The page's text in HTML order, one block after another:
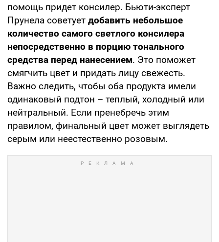
помощь придет консилер. Бьюти-эксперт
Прунела советует добавить небольшое
количество самого светлого консилера
непосредственно в порцию тонального
средства перед нанесением. Это поможет
смягчить цвет и придать лицу свежесть.
Важно следить, чтобы оба продукта имели
одинаковый подтон – теплый, холодный или
нейтральный. Если пренебречь этим
правилом, финальный цвет может выглядеть
серым или неестественно розовым.